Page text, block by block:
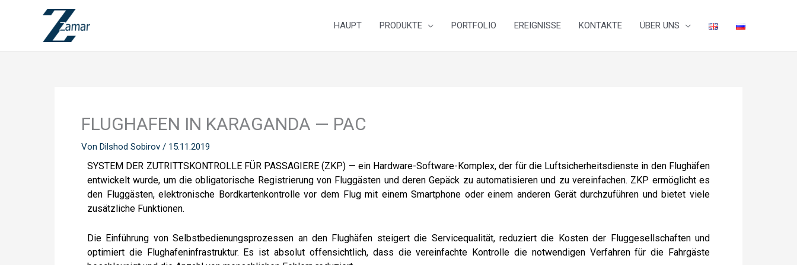
HAUPT PRODUKTE PORTFOLIO EREIGNISSE KONTAKTE ÜBER UNS
FLUGHAFEN IN KARAGANDA — PAC
Von Dilshod Sobirov / 15.11.2019
SYSTEM DER ZUTRITTSKONTROLLE FÜR PASSAGIERE (ZKP) — ein Hardware-Software-Komplex, der für die Luftsicherheitsdienste in den Flughäfen
entwickelt wurde, um die obligatorische Registrierung von Fluggästen und deren Gepäck zu automatisieren und zu vereinfachen. ZKP ermöglicht es
den Fluggästen, elektronische Bordkartenkontrolle vor dem Flug mit einem Smartphone oder einem anderen Gerät durchzuführen und bietet viele
zusätzliche Funktionen.
Die Einführung von Selbstbedienungsprozessen an den Flughäfen steigert die Servicequalität, reduziert die Kosten der Fluggesellschaften und
optimiert die Flughafeninfrastruktur. Es ist absolut offensichtlich, dass die vereinfachte Kontrolle die notwendigen Verfahren für die Fahrgäste